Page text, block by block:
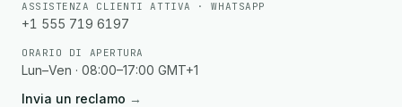
ASSISTENZA CLIENTI ATTIVA · WHATSAPP
+1 555 719 6197
ORARIO DI APERTURA
Lun–Ven · 08:00–17:00 GMT+1
Invia un reclamo →